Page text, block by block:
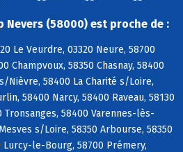
Nevers (58000) est proche de :
Le Veurdre, 03320 Neure, 58700
Champvoux, 58350 Chasnay, 58400
Nièvre, 58400 La Charité s/Loire,
58400 Narcy, 58400 Raveau, 58130
58400 Varennes-lès-
s/Loire, 58350 Arbourse, 58350
le-Bourg, 58700 Prémery,